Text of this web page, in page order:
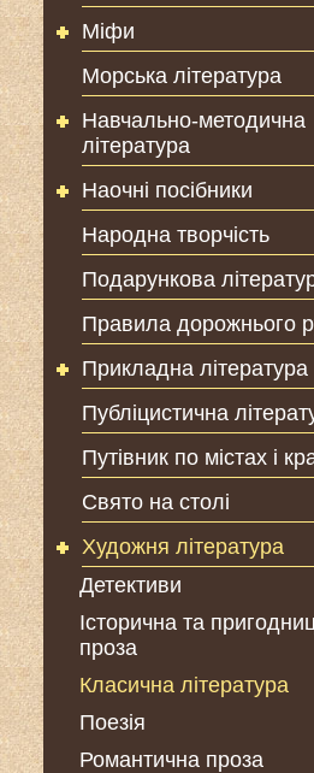
Міфи
Морська література
Навчально-методична
література
Наочні посібники
Народна творчість
Подарункова
Правила дорожнього
Прикладна література
Публіцистична
Путівник по містах і
Свято на столі
Художня література
Детективи
Історична та
проза
Класична література
Поезія
Романтична проза